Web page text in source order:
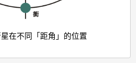
在不同「距角」的位置